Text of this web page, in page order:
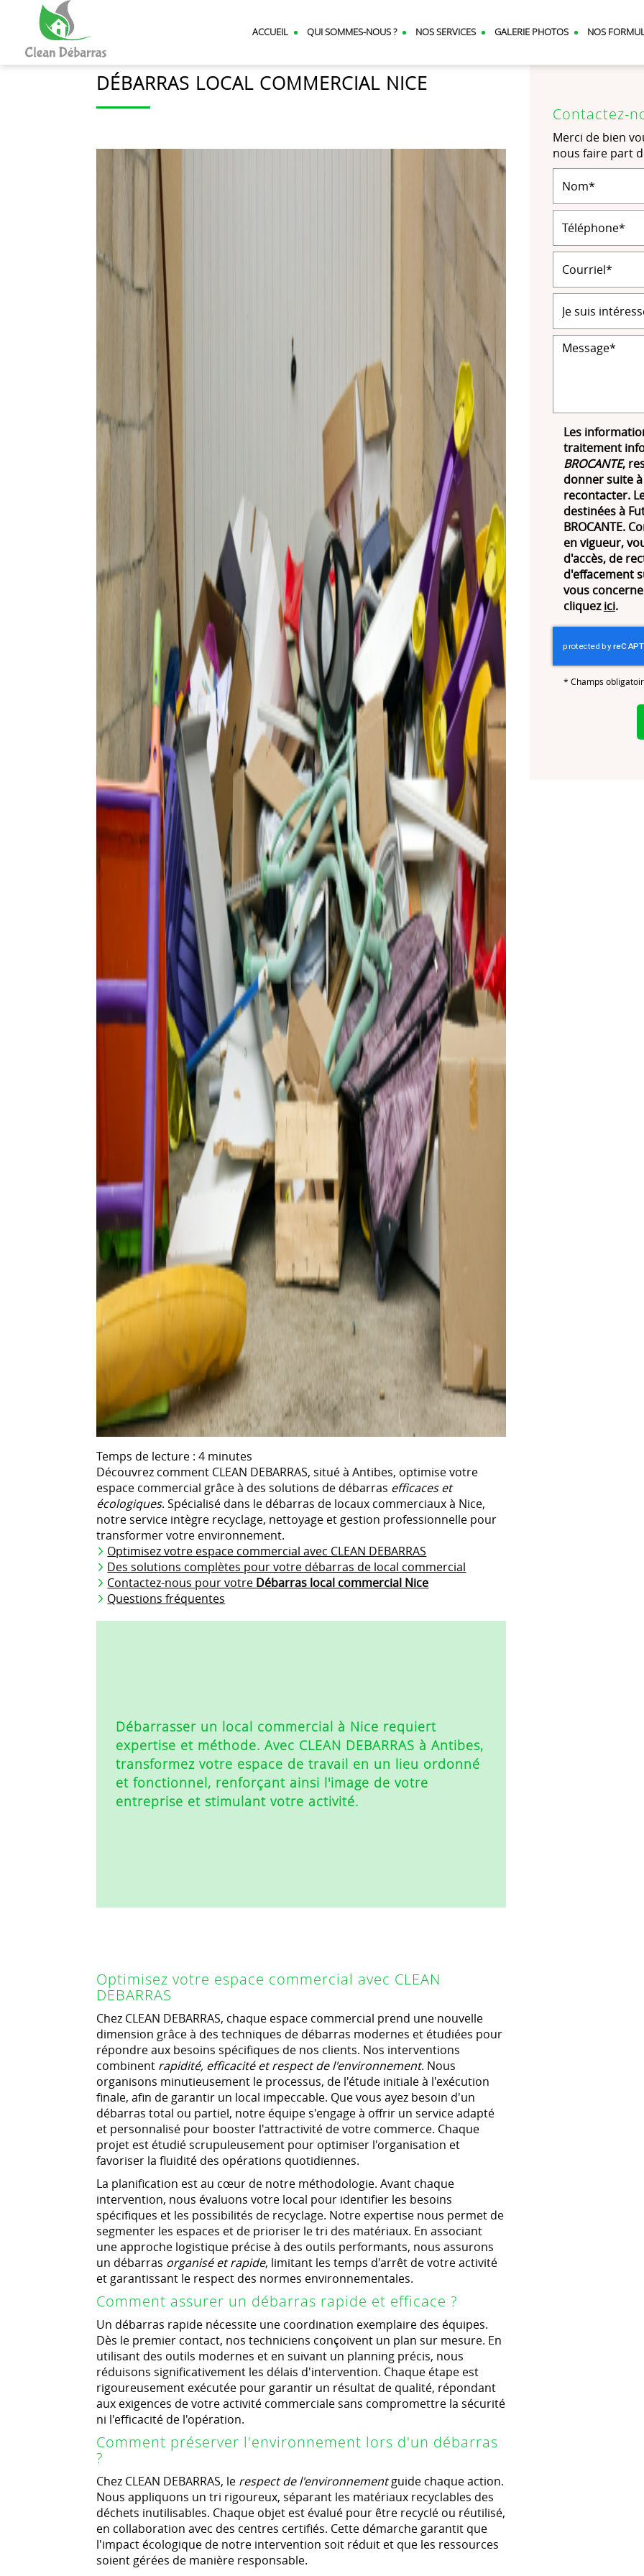
ACCUEIL QUI SOMMES-NOUS ? NOS SERVICES GALERIE PHOTOS NOS
DÉBARRAS LOCAL COMMERCIAL NICE
Temps de lecture : 4 minutes
Découvrez comment CLEAN DEBARRAS, situé à Antibes, optimise votre
espace commercial grâce à des solutions de débarras efficaces et
écologiques. Spécialisé dans le débarras de locaux commerciaux à Nice,
notre service intègre recyclage, nettoyage et gestion professionnelle pour
transformer votre environnement.
Optimisez votre espace commercial avec CLEAN DEBARRAS
Des solutions complètes pour votre débarras de local commercial
Contactez-nous pour votre Débarras local commercial Nice
Questions fréquentes
Débarrasser un local commercial à Nice requiert
expertise et méthode. Avec CLEAN DEBARRAS à Antibes,
transformez votre espace de travail en un lieu ordonné
et fonctionnel, renforçant ainsi l'image de votre
entreprise et stimulant votre activité.
Optimisez votre espace commercial avec CLEAN
DEBARRAS
Chez CLEAN DEBARRAS, chaque espace commercial prend une nouvelle
dimension grâce à des techniques de débarras modernes et étudiées pour
répondre aux besoins spécifiques de nos clients. Nos interventions
combinent rapidité, efficacité et respect de l'environnement. Nous
organisons minutieusement le processus, de l'étude initiale à l'exécution
finale, afin de garantir un local impeccable. Que vous ayez besoin d'un
débarras total ou partiel, notre équipe s'engage à offrir un service adapté
et personnalisé pour booster l'attractivité de votre commerce. Chaque
projet est étudié scrupuleusement pour optimiser l'organisation et
favoriser la fluidité des opérations quotidiennes.
La planification est au cœur de notre méthodologie. Avant chaque
intervention, nous évaluons votre local pour identifier les besoins
spécifiques et les possibilités de recyclage. Notre expertise nous permet de
segmenter les espaces et de prioriser le tri des matériaux. En associant
une approche logistique précise à des outils performants, nous assurons
un débarras organisé et rapide, limitant les temps d'arrêt de votre activité
et garantissant le respect des normes environnementales.
Comment assurer un débarras rapide et efficace ?
Un débarras rapide nécessite une coordination exemplaire des équipes.
Dès le premier contact, nos techniciens conçoivent un plan sur mesure. En
utilisant des outils modernes et en suivant un planning précis, nous
réduisons significativement les délais d'intervention. Chaque étape est
rigoureusement exécutée pour garantir un résultat de qualité, répondant
aux exigences de votre activité commerciale sans compromettre la sécurité
ni l'efficacité de l'opération.
Comment préserver l'environnement lors d'un débarras
?
Chez CLEAN DEBARRAS, le respect de l'environnementguide chaque action.
Nous appliquons un tri rigoureux, séparant les matériaux recyclables des
déchets inutilisables. Chaque objet est évalué pour être recyclé ou réutilisé,
en collaboration avec des centres certifiés. Cette démarche garantit que
l'impact écologique de notre intervention soit réduit et que les ressources
soient gérées de manière responsable.
Contactez-
Merci de bien
nous faire part
Les
traitement
BROCANTE,
donner suite
recontacter.
destinées à
BROCANTE.
en vigueur,
d'accès, de
d'effacement
vous
cliquezici.
* Champs